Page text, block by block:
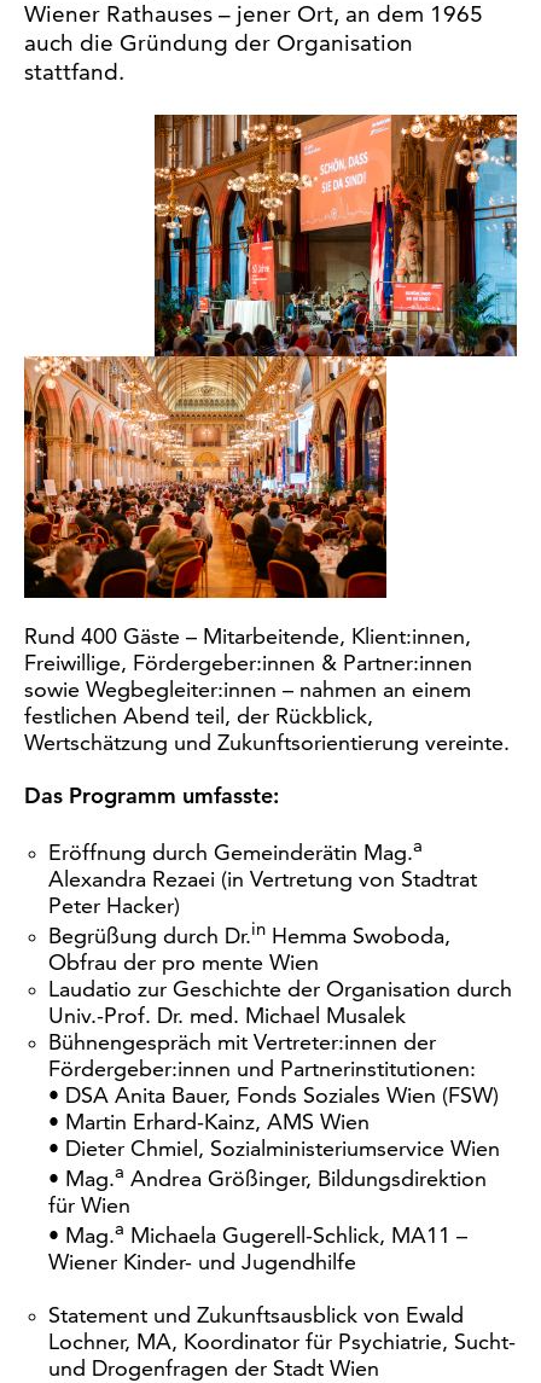
Wiener Rathauses – jener Ort, an dem 1965
auch die Gründung der Organisation
stattfand.
Rund 400 Gäste – Mitarbeitende, Klient:innen,
Freiwillige, Fördergeber:innen & Partner:innen
sowie Wegbegleiter:innen – nahmen an einem
festlichen Abend teil, der Rückblick,
Wertschätzung und Zukunftsorientierung vereinte.
Das Programm umfasste:
Eröffnung durch Gemeinderätin Mag.a
Alexandra Rezaei (in Vertretung von Stadtrat
Peter Hacker)
Begrüßung durch Dr.in Hemma Swoboda,
Obfrau der pro mente Wien
Laudatio zur Geschichte der Organisation durch
Univ.-Prof. Dr. med. Michael Musalek
Bühnengespräch mit Vertreter:innen der
Fördergeber:innen und Partnerinstitutionen:
• DSA Anita Bauer, Fonds Soziales Wien (FSW)
• Martin Erhard-Kainz, AMS Wien
• Dieter Chmiel, Sozialministeriumservice Wien
• Mag.a Andrea Größinger, Bildungsdirektion
für Wien
• Mag.a Michaela Gugerell-Schlick, MA11 –
Wiener Kinder- und Jugendhilfe
Statement und Zukunftsausblick von Ewald
Lochner, MA, Koordinator für Psychiatrie, Sucht-
und Drogenfragen der Stadt Wien